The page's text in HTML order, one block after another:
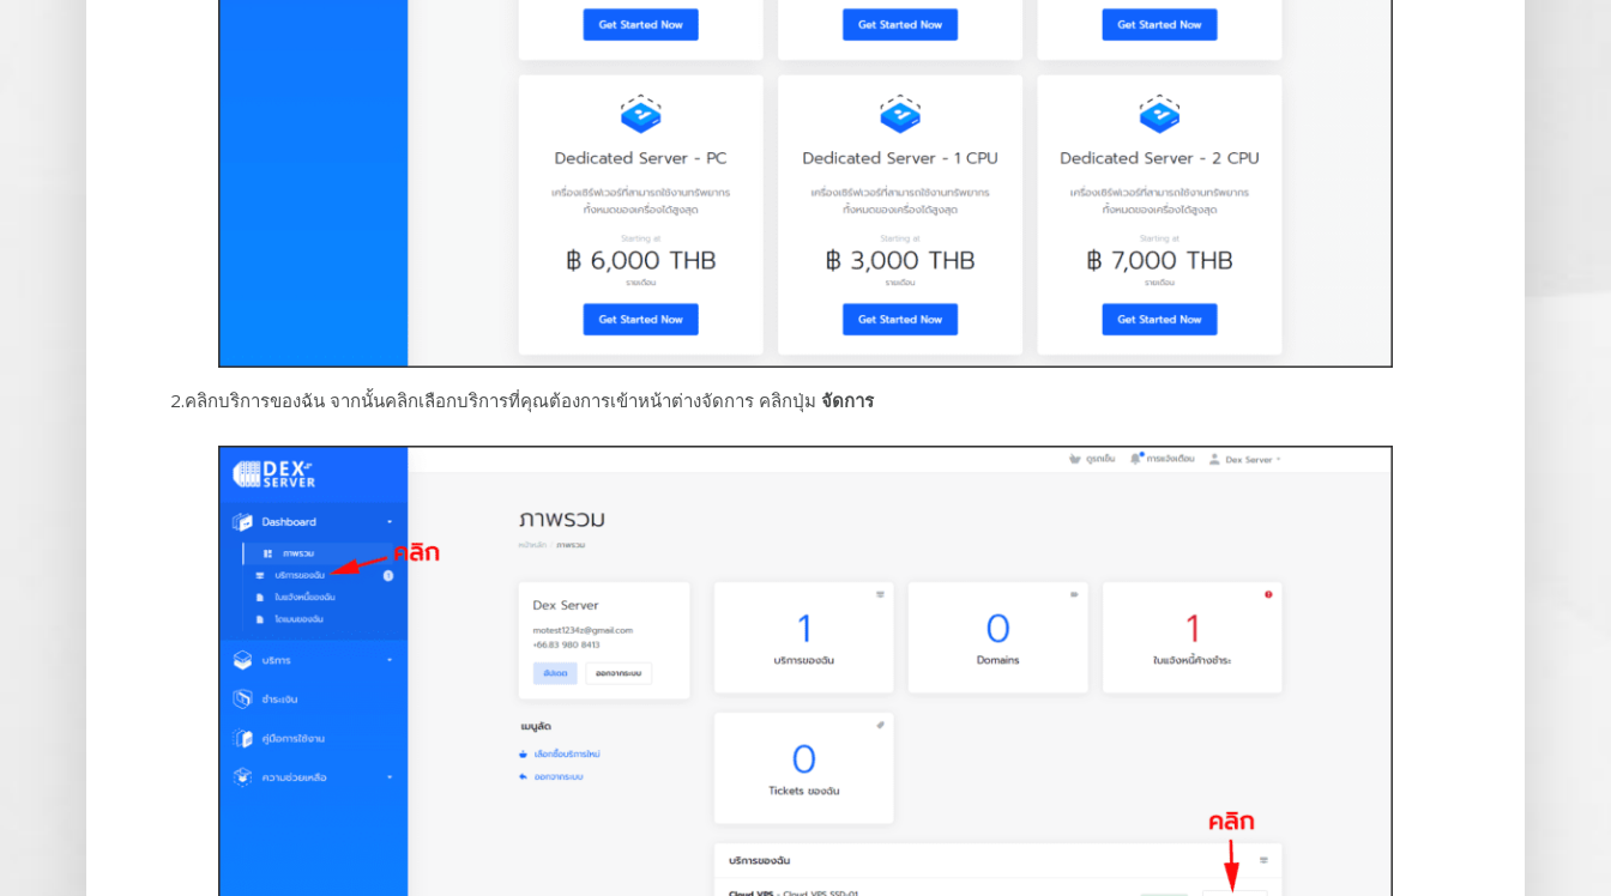
2.คลิกบริการของฉัน จากนั้นคลิกเลือกบริการที่คุณต้องการเข้าหน้าต่างจัดการ คลิกปุ่ม จัดการ